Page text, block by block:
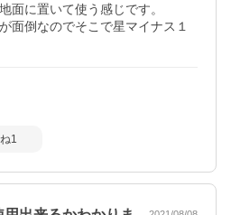
面に置いて使う感じです。
面倒なのでそこで星マイナス１
1